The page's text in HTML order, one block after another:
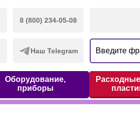
8 (800) 234-05-08
Наш Telegram
Оборудование,
приборы